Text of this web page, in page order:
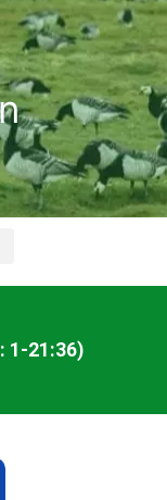
1-21:36)